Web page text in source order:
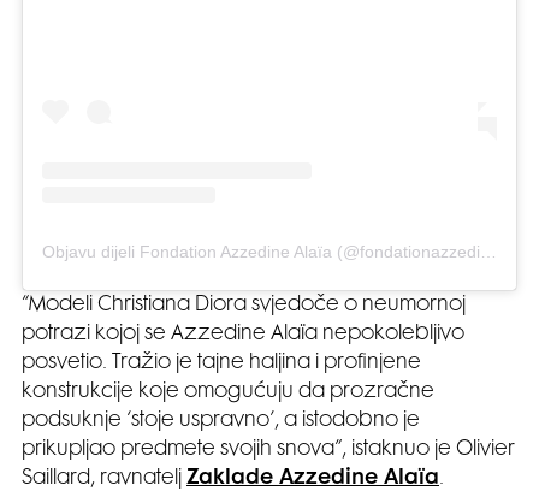
“Modeli Christiana Diora svjedoče o neumornoj
potrazi kojoj se Azzedine Alaïa nepokolebljivo
posvetio. Tražio je tajne haljina i profinjene
konstrukcije koje omogućuju da prozračne
podsuknje ‘stoje uspravno’, a istodobno je
prikupljao predmete svojih snova”, istaknuo je Olivier
Saillard, ravnatelj Zaklade Azzedine Alaïa.